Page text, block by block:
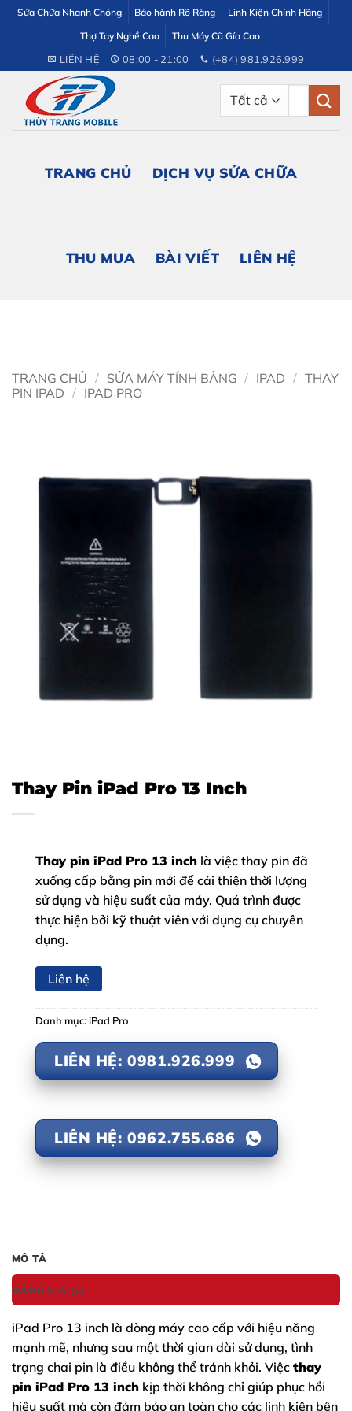
dung
Sửa Chữa Nhanh Chóng Bảo hành Rõ Ràng
Linh Kiện Chính Hãng
Thợ Tay Nghề Cao
Thu Máy Cũ Gía Cao
LIÊN HỆ 08:00 - 21:00 (+84) 981.926.999
TRANG CHỦ DỊCH VỤ SỬA CHỮA
THU MUA BÀI VIẾT LIÊN HỆ
TRANG CHỦ / SỬA MÁY TÍNH BẢNG / IPAD / THAY
PIN IPAD / IPAD PRO
Thay Pin iPad Pro 13 Inch
Thay pin iPad Pro 13 inch là việc thay pin đã
xuống cấp bằng pin mới để cải thiện thời lượng
sử dụng và hiệu suất của máy. Quá trình được
thực hiện bởi kỹ thuật viên với dụng cụ chuyên
dụng.
Liên hệ
Danh mục:iPad Pro
LIÊN HỆ: 0981.926.999
LIÊN HỆ: 0962.755.686
MÔ TẢ
ĐÁNH GIÁ (0)
iPad Pro 13 inch là dòng máy cao cấp với hiệu năng
mạnh mẽ, nhưng sau một thời gian dài sử dụng, tình
trạng chai pin là điều không thể tránh khỏi. Việc thay
pin iPad Pro 13 inch kịp thời không chỉ giúp phục hồi
hiệu suất mà còn đảm bảo an toàn cho các linh kiện bên